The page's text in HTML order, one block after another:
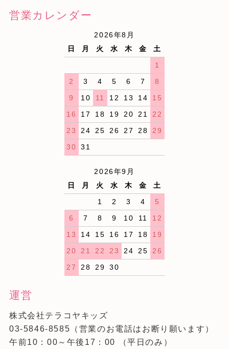
営業カレンダー
2026年8月
日
月 火 水 木 金
土
1
2
3 4 5 6 7
8
9
10 11 12 13 14
15
16
17 18 19 20 21
22
23
24 25 26 27 28
29
30
31
2026年9月
日
月 火 水 木 金
土
1
2 3 4
5
6
7 8 9 10 11
12
13
14 15 16 17 18
19
20
21 22 23 24 25
26
27
28 29 30
運営
株式会社テラコヤキッズ
03-5846-8585 （営業のお電話はお断り願います）
午前10：00～午後17：00 （平日のみ）